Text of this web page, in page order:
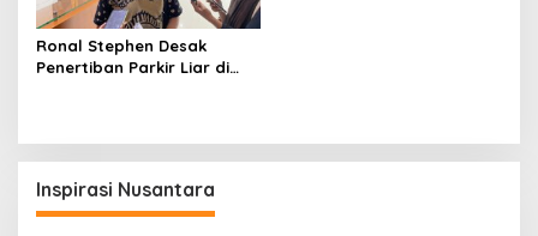
Ronal Stephen Desak
Penertiban Parkir Liar di
Inspirasi Nusantara